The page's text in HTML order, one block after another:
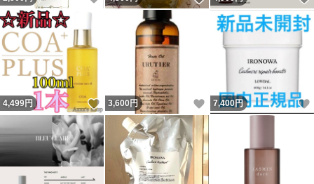
4,499円 いいね！
3,600 円 いいね！
7,400円